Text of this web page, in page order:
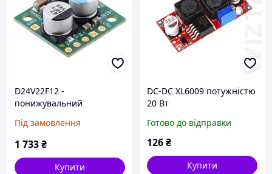
D24V22F12 -
понижувальний
Pololu 2855
Під замовлення
1 733₴
Купити
DC-DC XL6009 потужністю
20 Вт
підвищувально-
понувальний модуль
Готово до відправки
126₴
Купити